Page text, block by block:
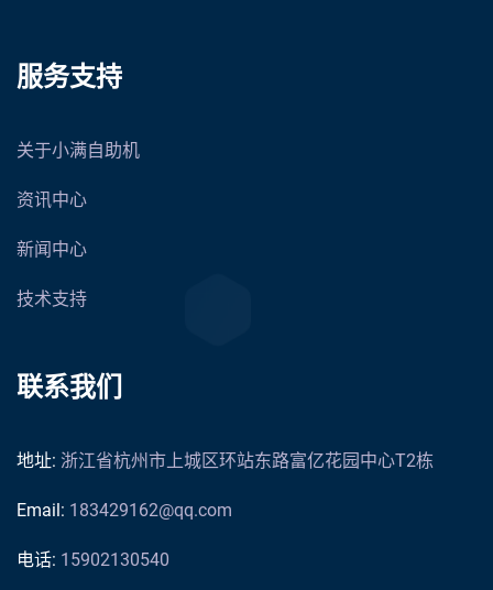
服务支持
关于小满自助机
资讯中心
新闻中心
技术支持
联系我们
地址: 浙江省杭州市上城区环站东路富亿花园中心T2栋
Email: 183429162@qq.com
电话: 15902130540